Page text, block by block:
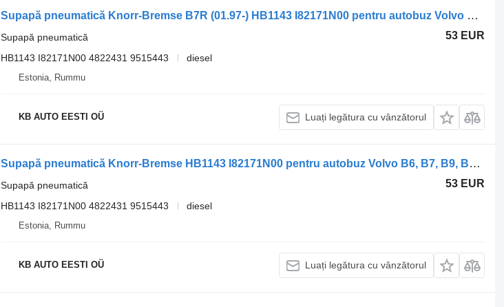
Supapă pneumatică Knorr-Bremse B7R (01.97-) HB1143 I82171N00 pentru autobuz Volvo B6, B7, B9, B10, B12 bus (1978-2011)
53 EUR
Supapă pneumatică
HB1143 I82171N00 4822431 9515443
diesel
Estonia, Rummu
KB AUTO EESTI OÜ Luați legătura cu vânzătorul
Supapă pneumatică Knorr-Bremse HB1143 I82171N00 pentru autobuz Volvo B6, B7, B9, B10, B12 bus (1978-2011)
53 EUR
Supapă pneumatică
HB1143 I82171N00 4822431 9515443
diesel
Estonia, Rummu
KB AUTO EESTI OÜ Luați legătura cu vânzătorul